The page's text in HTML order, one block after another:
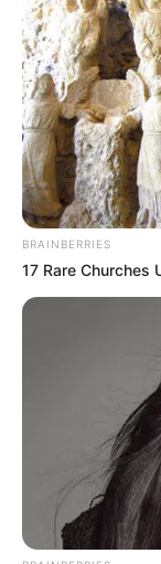
BRAINBERRIES
17 Rare Churches